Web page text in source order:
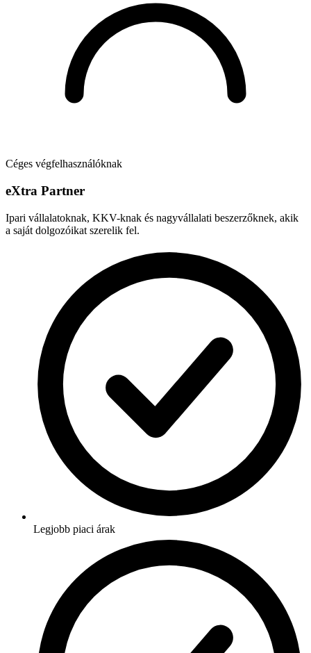
Céges végfelhasználóknak
eXtra Partner
Ipari vállalatoknak, KKV-knak és nagyvállalati beszerzőknek, akik
a saját dolgozóikat szerelik fel.
Legjobb piaci árak